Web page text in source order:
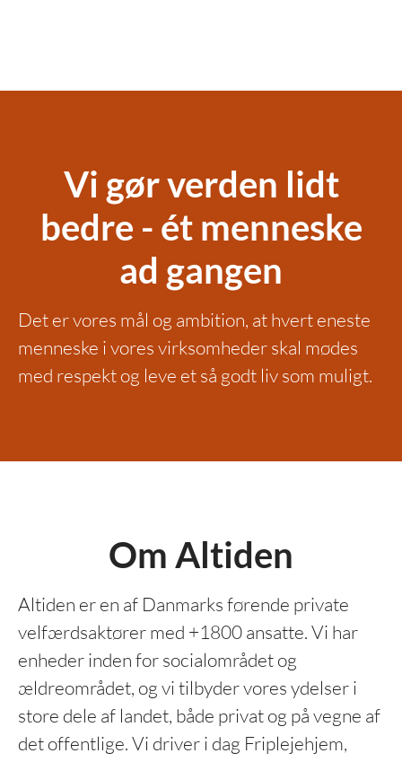
Vi gør verden lidt
bedre - ét menneske
ad gangen
Det er vores mål og ambition, at hvert eneste
menneske i vores virksomheder skal mødes
med respekt og leve et så godt liv som muligt.
Om Altiden
Altiden er en af Danmarks førende private
velfærdsaktører med +1800 ansatte. Vi har
enheder inden for socialområdet og
ældreområdet, og vi tilbyder vores ydelser i
store dele af landet, både privat og på vegne af
det offentlige. Vi driver i dag Friplejehjem,